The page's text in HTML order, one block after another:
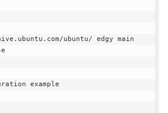
ubuntu/ edgy main
example